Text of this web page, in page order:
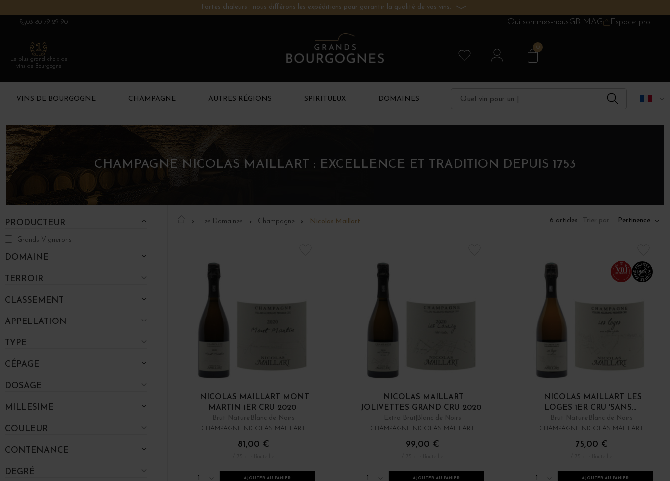
Fortes chaleurs : nous différons les expéditions pour garantir la qualité de vos vins.
03 80 79 29 90 Qui sommes-nousGB MAG Espace pro
Le plus grand choix de
vins de Bourgogne
0
VINS DE BOURGOGNE CHAMPAGNE AUTRES RÉGIONS SPIRITUEUX DOMAINES
CHAMPAGNE NICOLAS MAILLART : EXCELLENCE ET TRADITION DEPUIS 1753
PRODUCTEUR
Grands Vignerons
DOMAINE
TERROIR
CLASSEMENT
APPELLATION
TYPE
CÉPAGE
DOSAGE
MILLESIME
COULEUR
CONTENANCE
DEGRÉ
Les Domaines Champagne Nicolas Maillart Trier par : Pertinence
6 articles
NICOLAS MAILLART MONT
MARTIN 1ER CRU 2020
Brut Nature Blanc de Noirs
CHAMPAGNE NICOLAS MAILLART
81,00 €
AJOUTER AU PANIER
NICOLAS MAILLART
JOLIVETTES GRAND CRU 2020
Extra Brut Blanc de Noirs
CHAMPAGNE NICOLAS MAILLART
99,00 €
AJOUTER AU PANIER
91
NICOLAS MAILLART LES
LOGES 1ER CRU 'SANS...
Brut Nature Blanc de Noirs
CHAMPAGNE NICOLAS MAILLART
75,00 €
AJOUTER AU PANIER